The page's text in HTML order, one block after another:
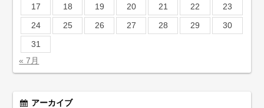
17
18 19 20 21 22
23
24
25 26 27 28 29
30
31
« 7月
アーカイブ